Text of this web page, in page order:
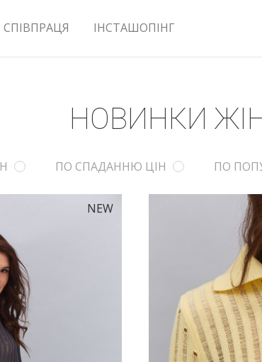
СПІВПРАЦЯ ІНСТАШОПІНГ
НОВИНКИ
ПО СПАДАННЮ ЦІН ПО
NEW